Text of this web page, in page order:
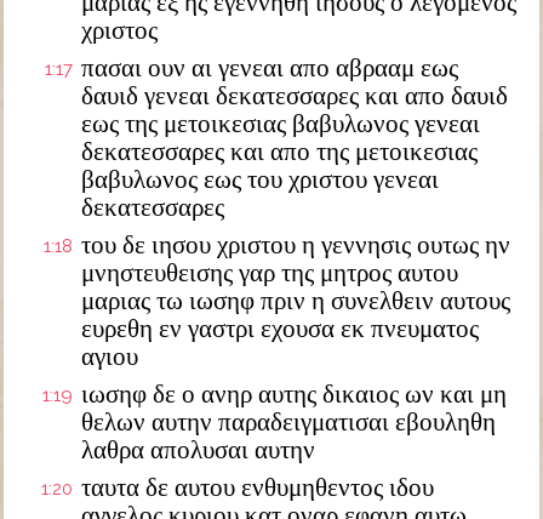
χριστος
1:17 πασαι ουν αι γενεαι απο αβρααμ εως
δαυιδ γενεαι δεκατεσσαρες και απο δαυιδ
εως της μετοικεσιας βαβυλωνος γενεαι
δεκατεσσαρες και απο της μετοικεσιας
βαβυλωνος εως του χριστου γενεαι
δεκατεσσαρες
1:18 του δε ιησου χριστου η γεννησις ουτως ην
μνηστευθεισης γαρ της μητρος αυτου
μαριας τω ιωσηφ πριν η συνελθειν αυτους
ευρεθη εν γαστρι εχουσα εκ πνευματος
αγιου
1:19 ιωσηφ δε ο ανηρ αυτης δικαιος ων και μη
θελων αυτην παραδειγματισαι εβουληθη
λαθρα απολυσαι αυτην
1:20 ταυτα δε αυτου ενθυμηθεντος ιδου